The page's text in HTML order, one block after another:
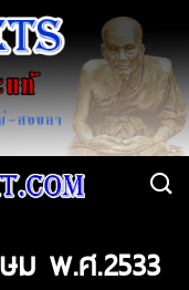
ม พ.ศ.2533